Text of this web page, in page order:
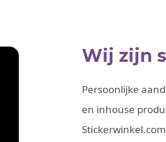
Wij zijn
Persoonlijke
en inhouse